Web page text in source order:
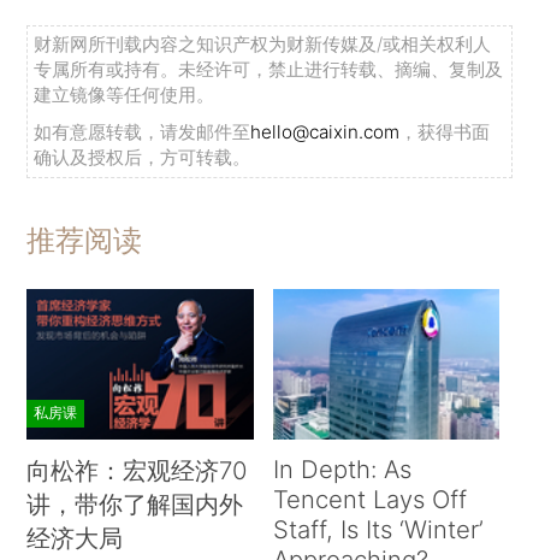
财新网所刊载内容之知识产权为财新传媒及/或相关权利人
专属所有或持有。未经许可，禁止进行转载、摘编、复制及
建立镜像等任何使用。
如有意愿转载，请发邮件至hello@caixin.com ，获得书面
确认及授权后，方可转载。
推荐阅读
私房课
向松祚：宏观经济70
讲，带你了解国内外
经济大局
In Depth: As
Tencent Lays Off
Staff, Is Its ‘Winter’